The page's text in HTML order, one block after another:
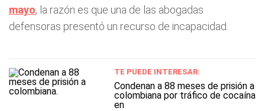
mayo, la razón es que una de las abogadas
defensoras presentó un recurso de incapacidad.
TE PUEDE INTERESAR:
Condenan a 88 meses de prisión a
colombiana por tráfico de cocaína
en